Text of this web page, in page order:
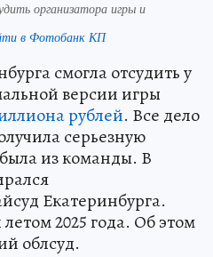
организатора игры и
в Фотобанк КП
смогла отсудить у
версии игры
рублей. Все дело
серьезную
из команды. В
Екатеринбурга.
2025 года. Об этом
облсуд.